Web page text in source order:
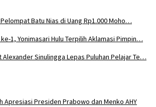
Batu Nias di Uang Rp1.000 Moho…
1, Yonimasari Hulu Terpilih Aklamasi Pimpin…
Alexander Sinulingga Lepas Puluhan Pelajar Te…
Apresiasi Presiden Prabowo dan Menko AHY